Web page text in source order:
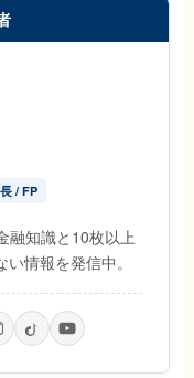
/ FP
融知識と10枚以上
情報を発信中。